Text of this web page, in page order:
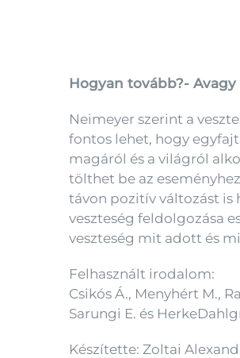
Hogyan tovább?-
Neimeyer szerint a
fontos lehet, hogy
magáról és a világról
tölthet be az
távon pozitív változást is
veszteség feldolgozása
veszteség mit adott és
Felhasznált irodalom:
Csikós Á., Menyhért M.,
Sarungi E. és
Készítette: Zoltai